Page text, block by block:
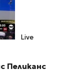
Live
Пеликанс